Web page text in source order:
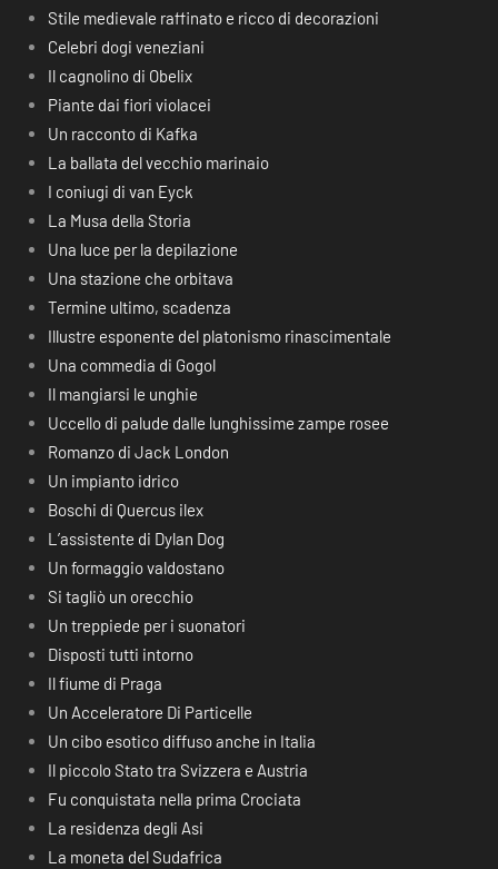
Stile medievale raffinato e ricco di decorazioni
Celebri dogi veneziani
Il cagnolino di Obelix
Piante dai fiori violacei
Un racconto di Kafka
La ballata del vecchio marinaio
I coniugi di van Eyck
La Musa della Storia
Una luce per la depilazione
Una stazione che orbitava
Termine ultimo, scadenza
Illustre esponente del platonismo rinascimentale
Una commedia di Gogol
Il mangiarsi le unghie
Uccello di palude dalle lunghissime zampe rosee
Romanzo di Jack London
Un impianto idrico
Boschi di Quercus ilex
L’assistente di Dylan Dog
Un formaggio valdostano
Si tagliò un orecchio
Un treppiede per i suonatori
Disposti tutti intorno
Il fiume di Praga
Un Acceleratore Di Particelle
Un cibo esotico diffuso anche in Italia
Il piccolo Stato tra Svizzera e Austria
Fu conquistata nella prima Crociata
La residenza degli Asi
La moneta del Sudafrica